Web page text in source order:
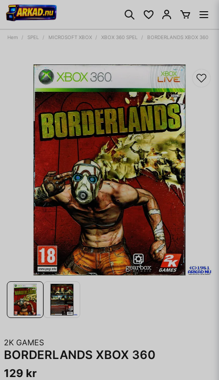
Hem SPEL MICROSOFT XBOX XBOX 360 SPEL BORDERLANDS XBOX 360
2K GAMES
BORDERLANDS XBOX 360
129 kr